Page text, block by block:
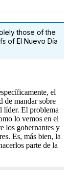
those of the
of El Nuevo Día
el
de mandar sobre
líder. El problema
lo vemos en el
los gobernantes y
Es, más bien, la
parte de la